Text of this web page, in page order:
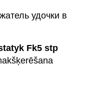
удочки в
Fk5 stp